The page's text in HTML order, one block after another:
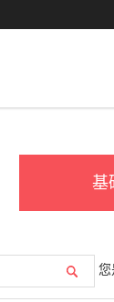
基
您